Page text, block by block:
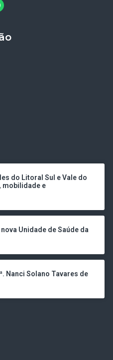
do Litoral Sul e Vale do
mobilidade e
Unidade de Saúde da
Nanci Solano Tavares de